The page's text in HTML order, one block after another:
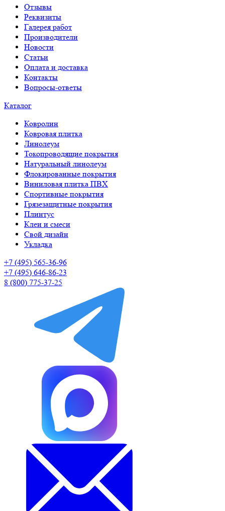
Отзывы
Реквизиты
Галерея работ
Производители
Новости
Статьи
Оплата и доставка
Контакты
Вопросы-ответы
Каталог
Ковролин
Ковровая плитка
Линолеум
Токопроводящие покрытия
Натуральный линолеум
Флокированные покрытия
Виниловая плитка ПВХ
Спортивные покрытия
Грязезащитные покрытия
Плинтус
Клеи и смеси
Свой дизайн
Укладка
+7 (495) 565-36-96
+7 (495) 646-86-23
8 (800) 775-37-25